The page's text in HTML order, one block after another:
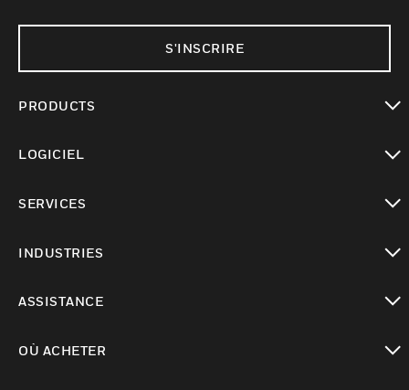
S'INSCRIRE
PRODUCTS
LOGICIEL
SERVICES
INDUSTRIES
ASSISTANCE
OÙ ACHETER